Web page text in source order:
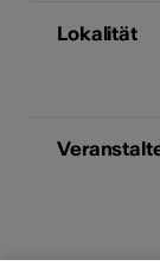
Lokalität